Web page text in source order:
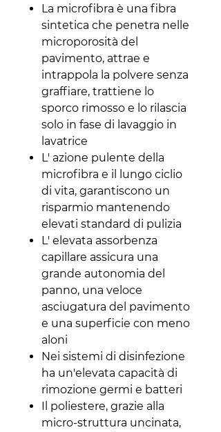
La microfibra è una fibra
sintetica che penetra nelle
microporosità del
pavimento, attrae e
intrappola la polvere senza
graffiare, trattiene lo
sporco rimosso e lo rilascia
solo in fase di lavaggio in
lavatrice
L' azione pulente della
microfibra e il lungo ciclio
di vita, garantiscono un
risparmio mantenendo
elevati standard di pulizia
L' elevata assorbenza
capillare assicura una
grande autonomia del
panno, una veloce
asciugatura del pavimento
e una superficie con meno
aloni
Nei sistemi di disinfezione
ha un'elevata capacità di
rimozione germi e batteri
Il poliestere, grazie alla
micro-struttura uncinata,